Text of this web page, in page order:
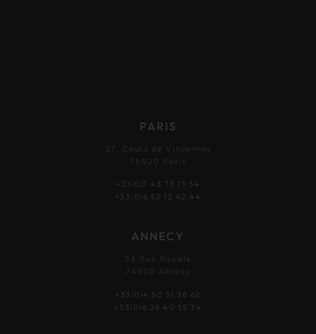
PARIS
37, Cours de Vincennes
75020 Paris
+33(0)1 43 73 13 54
+33(0)6 52 12 42 44
ANNECY
24 Rue Royale
74000 Annecy
+33(0)4 50 51 38 62
+33(0)6 28 40 55 34